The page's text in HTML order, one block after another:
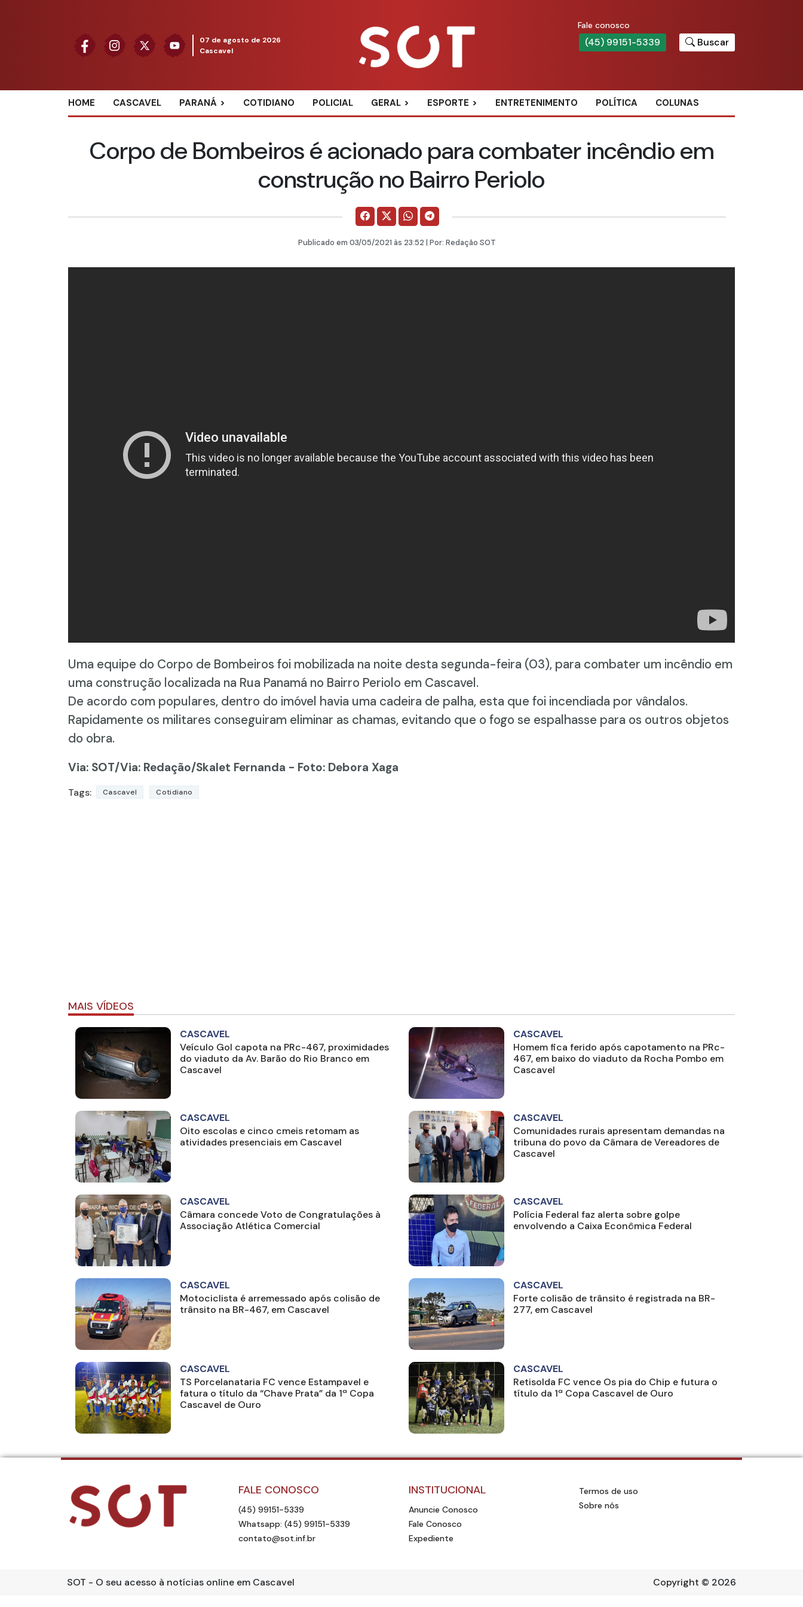
07 de agosto de 2026
Cascavel
Fale conosco
(45) 99151-5339 Buscar
HOME CASCAVEL PARANÁ COTIDIANO POLICIAL GERAL ESPORTE ENTRETENIMENTO POLÍTICA COLUNAS
Corpo de Bombeiros é acionado para combater incêndio em
construção no Bairro Periolo
Publicado em 03/05/2021 às 23:52 | Por: Redação SOT
Uma equipe do Corpo de Bombeiros foi mobilizada na noite desta segunda-feira (03), para combater um incêndio em
uma construção localizada na Rua Panamá no Bairro Periolo em Cascavel.
De acordo com populares, dentro do imóvel havia uma cadeira de palha, esta que foi incendiada por vândalos.
Rapidamente os militares conseguiram eliminar as chamas, evitando que o fogo se espalhasse para os outros objetos
do obra.
Via: SOT/Via: Redação/Skalet Fernanda - Foto: Debora Xaga
Tags: Cascavel Cotidiano
MAIS VÍDEOS
CASCAVEL
Veículo Gol capota na PRc-467, proximidades
do viaduto da Av. Barão do Rio Branco em
Cascavel
CASCAVEL
Homem fica ferido após capotamento na PRc-
467, em baixo do viaduto da Rocha Pombo em
Cascavel
CASCAVEL
Oito escolas e cinco cmeis retomam as
atividades presenciais em Cascavel
CASCAVEL
Comunidades rurais apresentam demandas na
tribuna do povo da Câmara de Vereadores de
Cascavel
CASCAVEL
Câmara concede Voto de Congratulações à
Associação Atlética Comercial
CASCAVEL
Polícia Federal faz alerta sobre golpe
envolvendo a Caixa Econômica Federal
CASCAVEL
Motociclista é arremessado após colisão de
trânsito na BR-467, em Cascavel
CASCAVEL
Forte colisão de trânsito é registrada na BR-
277, em Cascavel
CASCAVEL
TS Porcelanataria FC vence Estampavel e
fatura o título da “Chave Prata” da 1ª Copa
Cascavel de Ouro
CASCAVEL
Retisolda FC vence Os pia do Chip e futura o
título da 1ª Copa Cascavel de Ouro
FALE CONOSCO
(45) 99151-5339
Whatsapp: (45) 99151-5339
contato@sot.inf.br
INSTITUCIONAL
Anuncie Conosco
Fale Conosco
Expediente
Termos de uso
Sobre nós
SOT - O seu acesso à notícias online em Cascavel Copyright © 2026